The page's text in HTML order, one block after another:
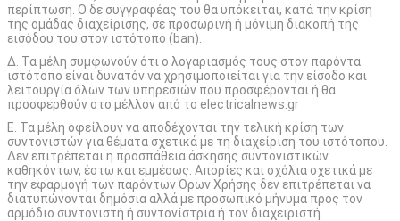
περίπτωση. Ο δε συγγραφέας του θα υπόκειται, κατά την κρίση
της ομάδας διαχείρισης, σε προσωρινή ή μόνιμη διακοπή της
εισόδου του στον ιστότοπο (ban).
Δ. Τα μέλη συμφωνούν ότι ο λογαριασμός τους στον παρόντα
ιστότοπο είναι δυνατόν να χρησιμοποιείται για την είσοδο και
λειτουργία όλων των υπηρεσιών που προσφέρονται ή θα
προσφερθούν στο μέλλον από το electricalnews.gr
Ε. Τα μέλη οφείλουν να αποδέχονται την τελική κρίση των
συντονιστών για θέματα σχετικά με τη διαχείριση του ιστότοπου.
Δεν επιτρέπεται η προσπάθεια άσκησης συντονιστικών
καθηκόντων, έστω και εμμέσως. Απορίες και σχόλια σχετικά με
την εφαρμογή των παρόντων Όρων Χρήσης δεν επιτρέπεται να
διατυπώνονται δημόσια αλλά με προσωπικό μήνυμα προς τον
αρμόδιο συντονιστή ή συντονίστρια ή τον διαχειριστή.